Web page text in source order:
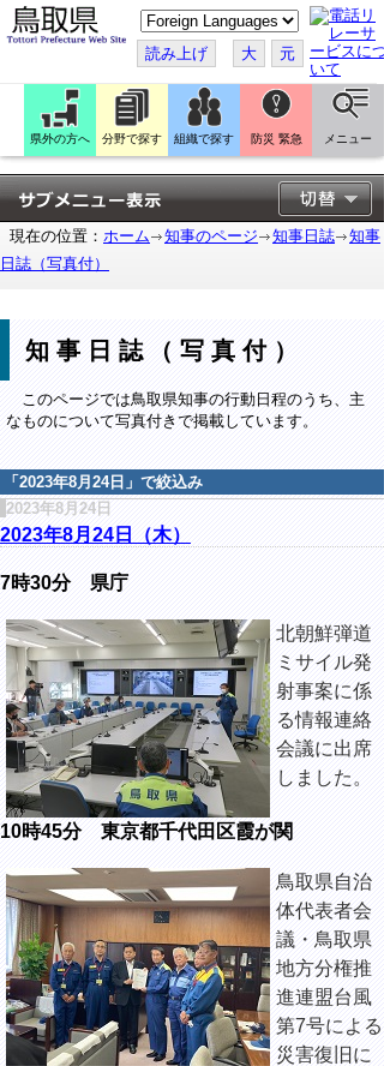
こ
の
ペ
ー
ジ
翻
訳
す
る
読み上げ 大 元
県外の方へ 分野で探す 組織で探す 防災 緊急 メニュー
現在の位置： ホーム 知事のページ 知事日誌
知事
日誌（写真付）
知事日誌（写真付）
このページでは鳥取県知事の行動日程のうち、主
なものについて写真付きで掲載しています。
「 2023年8月24日 」で絞込み
2023年8月24日
2023年8月24日（木）
7時30分 県庁
北朝鮮弾道
ミサイル発
射事案に係
る情報連絡
会議に出席
しました。
10時45分 東京都千代田区霞が関
鳥取県自治
体代表者会
議・鳥取県
地方分権推
進連盟台風
第7号による
災害復旧に